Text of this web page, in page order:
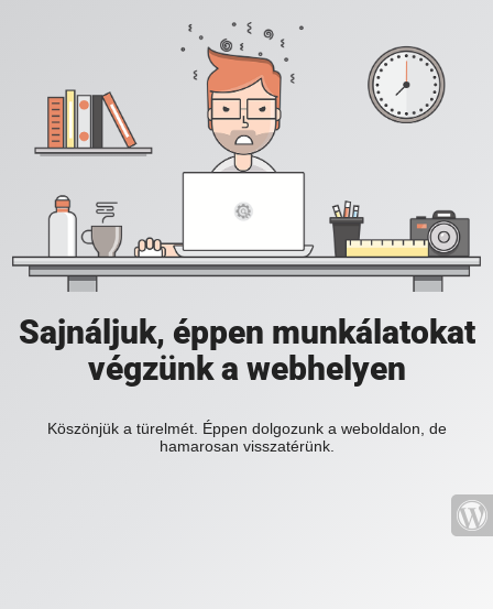
Sajnáljuk, éppen munkálatokat
végzünk a webhelyen
Köszönjük a türelmét. Éppen dolgozunk a weboldalon, de
hamarosan visszatérünk.